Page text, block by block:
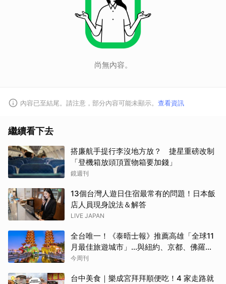
尚無內容。
內容已至結尾。請注意，部分內容可能未顯示。 查看資訊
繼續看下去
搭廉航手提行李沒地方放？ 捷星重磅改制
「登機箱放頭頂置物箱要加錢」
鏡週刊
13個台灣人遊日住宿最常有的問題！日本飯
店人員現身說法＆解答
LIVE JAPAN
全台唯一！《泰晤士報》推薦高雄「全球11
月最佳旅遊城市」…與紐約、京都、佛羅倫
斯共同入榜，理由曝光
今周刊
台中美食｜樂成宮拜拜順便吃！4 家走路就